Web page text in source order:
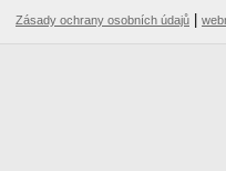
Zásady ochrany osobních údajů